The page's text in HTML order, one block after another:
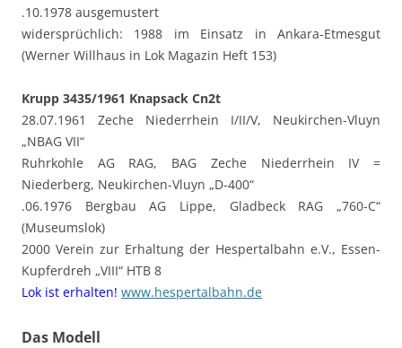
.10.1978 ausgemustert
widersprüchlich: 1988 im Einsatz in Ankara-Etmesgut
(Werner Willhaus in Lok Magazin Heft 153)
Krupp 3435/1961 Knapsack Cn2t
28.07.1961 Zeche Niederrhein I/II/V, Neukirchen-Vluyn
„NBAG VII“
Ruhrkohle AG RAG, BAG Zeche Niederrhein IV =
Niederberg, Neukirchen-Vluyn „D-400“
.06.1976 Bergbau AG Lippe, Gladbeck RAG „760-C“
(Museumslok)
2000 Verein zur Erhaltung der Hespertalbahn e.V., Essen-
Kupferdreh „VIII“ HTB 8
Lok ist erhalten! www.hespertalbahn.de
Das Modell